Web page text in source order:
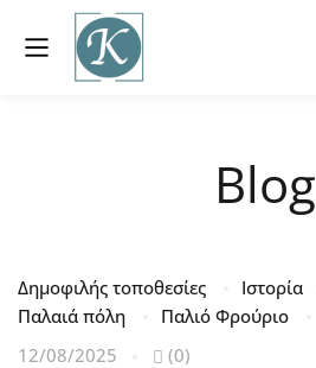
Blog
Δημοφιλής τοποθεσίες
Ιστορία
Παλαιά πόλη
Παλιό Φρούριο
12/08/2025
(0)